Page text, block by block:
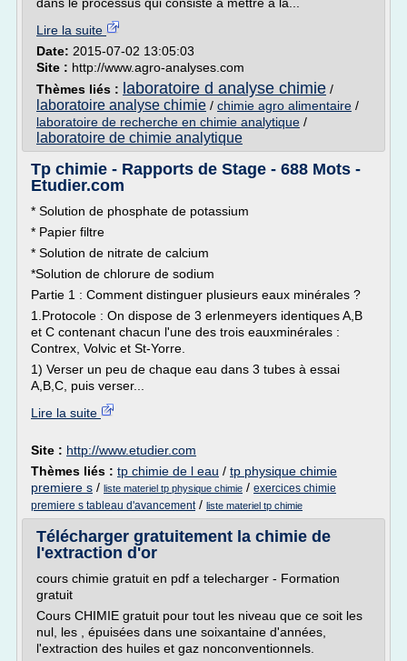
Lire la suite
Date: 2015-07-02 13:05:03
Site : http://www.agro-analyses.com
Thèmes liés : laboratoire d analyse chimie /
laboratoire analyse chimie / chimie agro alimentaire /
laboratoire de recherche en chimie analytique /
laboratoire de chimie analytique
Tp chimie - Rapports de Stage - 688 Mots -
Etudier.com
* Solution de phosphate de potassium
* Papier filtre
* Solution de nitrate de calcium
*Solution de chlorure de sodium
Partie 1 : Comment distinguer plusieurs eaux minérales ?
1.Protocole : On dispose de 3 erlenmeyers identiques A,B
et C contenant chacun l'une des trois eauxminérales :
Contrex, Volvic et St-Yorre.
1) Verser un peu de chaque eau dans 3 tubes à essai
A,B,C, puis verser...
Lire la suite
Site : http://www.etudier.com
Thèmes liés : tp chimie de l eau / tp physique chimie
premiere s / liste materiel tp physique chimie / exercices chimie
premiere s tableau d'avancement/ liste materiel tp chimie
Télécharger gratuitement la chimie de
l'extraction d'or
cours chimie gratuit en pdf a telecharger - Formation
gratuit
Cours CHIMIE gratuit pour tout les niveau que ce soit les
nul, les , épuisées dans une soixantaine d'années,
l'extraction des huiles et gaz nonconventionnels.